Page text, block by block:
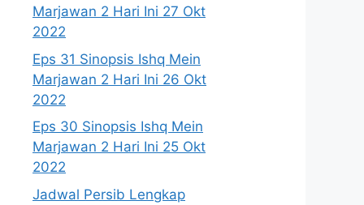
Marjawan 2 Hari Ini 27 Okt
2022
Eps 31 Sinopsis Ishq Mein
Marjawan 2 Hari Ini 26 Okt
2022
Eps 30 Sinopsis Ishq Mein
Marjawan 2 Hari Ini 25 Okt
2022
Jadwal Persib Lengkap